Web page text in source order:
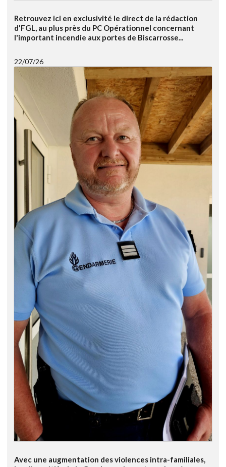
Retrouvez ici en exclusivité le direct de la rédaction
d'FGL, au plus près du PC Opérationnel concernant
l'important incendie aux portes de Biscarrosse...
22/07/26
Avec une augmentation des violences intra-familiales,